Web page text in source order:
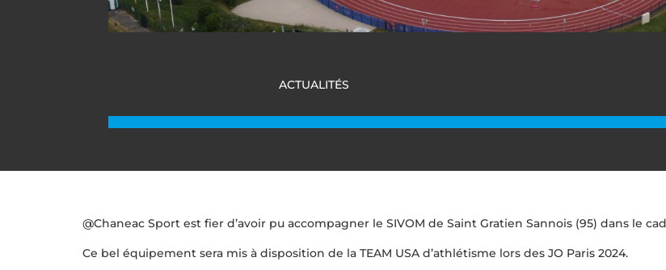
ACTUALITÉS
@Chaneac Sport est fier d’avoir pu accompagner le SIVOM de Saint Gratien Sannois (95) dans le
Ce bel équipement sera mis à disposition de la TEAM USA d’athlétisme lors des JO Paris 2024.